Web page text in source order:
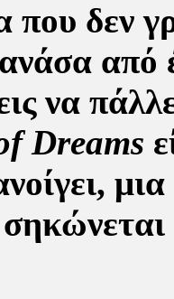
που δεν
από
να
Dreams